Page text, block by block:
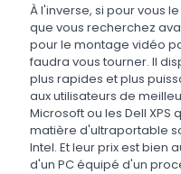
À l'inverse, si pour vous
que vous recherchez
pour le montage vidéo
faudra vous tourner. Il
plus rapides et plus
aux utilisateurs de
Microsoft ou les Dell
matière d'ultraportable
Intel. Et leur prix est bien
d'un PC équipé d'un